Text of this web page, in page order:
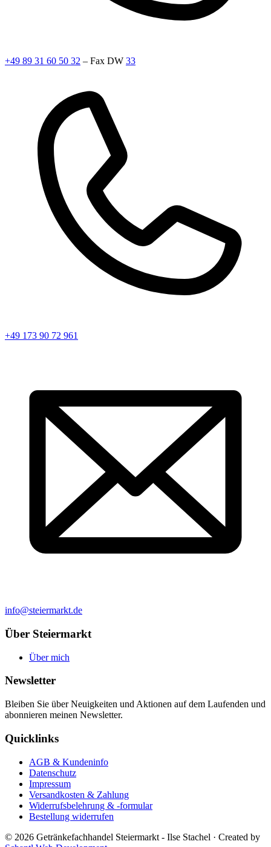
+49 89 31 60 50 32 – Fax DW 33
+49 173 90 72 961
info@steiermarkt.de
Über Steiermarkt
Über mich
Newsletter
Bleiben Sie über Neuigkeiten und Aktionen auf dem Laufenden und
abonnieren meinen Newsletter.
Quicklinks
AGB & Kundeninfo
Datenschutz
Impressum
Versandkosten & Zahlung
Widerrufsbelehrung & -formular
Bestellung widerrufen
© 2026 Getränkefachhandel Steiermarkt - Ilse Stachel · Created by